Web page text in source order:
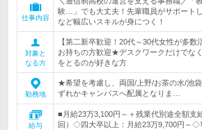
仕事内容
験…」でも大丈夫！先輩職員がサポート
など幅広いスキルが身につく！
対象と
なる方
【第二新卒歓迎！20代～30代女性が多
お持ちの方歓迎★デスクワークだけでな
をとるのが好きな方
勤務地
★希望を考慮し、両国/上野/お茶の水/池
ずれかキャンパスへ配属となりま…
給与
■月給23万3,100円～＋残業代別途全額支
回）◇四大卒以上：月給23万9,700円～◇